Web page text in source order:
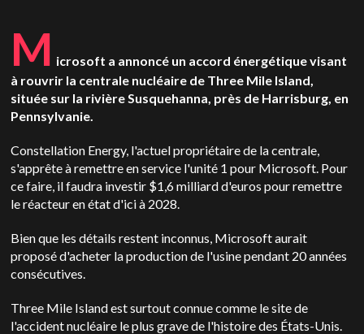
M icrosoft a annoncé un accord énergétique visant
à rouvrir la centrale nucléaire de Three Mile Island,
située sur la rivière Susquehanna, près de Harrisburg, en
Pennsylvanie.
Constellation Energy, l'actuel propriétaire de la centrale,
s'apprête à remettre en service l'unité 1 pour Microsoft. Pour
ce faire, il faudra investir $1,6 milliard d'euros pour remettre
le réacteur en état d'ici à 2028.
Bien que les détails restent inconnus, Microsoft aurait
proposé d'acheter la production de l'usine pendant 20 années
consécutives.
Three Mile Island est surtout connue comme le site de
l'accident nucléaire le plus grave de l'histoire des États-Unis.